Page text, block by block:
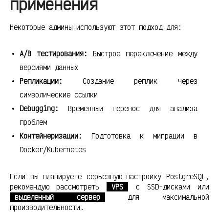
применения
Некоторые админы используют этот подход для:
A/B тестирования: Быстрое переключение между
версиями данных
Репликации:
Создание реплик через
символические ссылки
Debugging:
Временный перенос для анализа
проблем
Контейнеризации:
Подготовка к миграции в
Docker/Kubernetes
Если вы планируете серьезную настройку PostgreSQL,
рекомендую рассмотреть
VPS
с SSD-дисками или
выделенный сервер
для максимальной
производительности.